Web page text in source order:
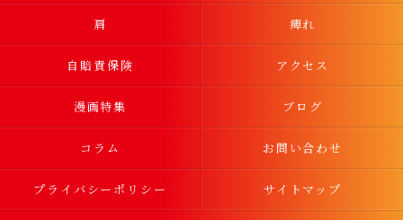
肩 痺れ
自賠責保険 アクセス
漫画特集 ブログ
コラム お問い合わせ
プライバシーポリシー サイトマップ